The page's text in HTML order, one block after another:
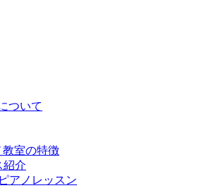
ついて
教室の特徴
紹介
アノレッスン